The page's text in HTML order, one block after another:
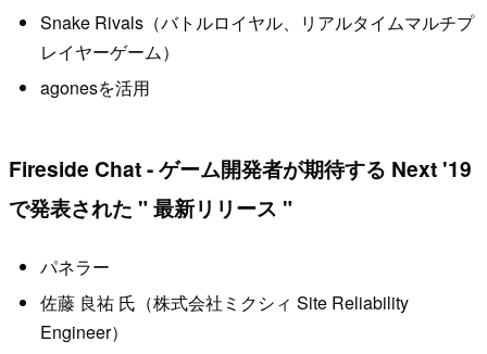
Snake Rivals（バトルロイヤル、リアルタイムマルチプ
レイヤーゲーム）
agonesを活用
Fireside Chat - ゲーム開発者が期待する Next '19
で発表された " 最新リリース "
パネラー
佐藤 良祐 氏（株式会社ミクシィ Site Reliability
Engineer）